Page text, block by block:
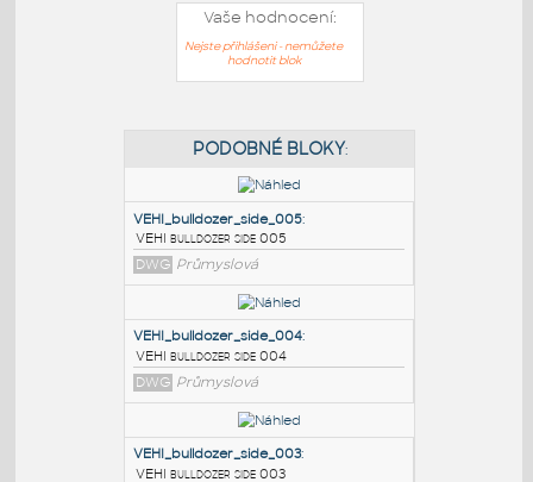
Vaše hodnocení:
Nejste přihlášeni - nemůžete
hodnotit blok
PODOBNÉ BLOKY:
VEHI_bulldozer_side_005:
VEHI bulldozer side 005
DWG Průmyslová